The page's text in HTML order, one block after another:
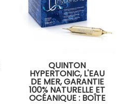
QUINTON
HYPERTONIC, L'EAU
DE MER, GARANTIE
100% NATURELLE ET
OCÉANIQUE : BOÎTE